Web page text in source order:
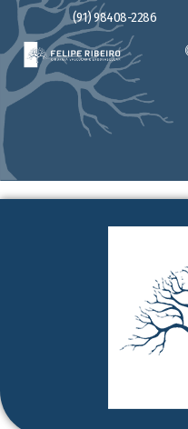
(91) 98408-2286